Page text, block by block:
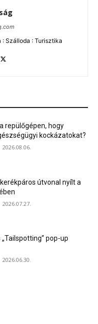
: Szálloda : Turisztika
repülőgépen, hogy
kockázatokat?
2026.08.06.
útvonal nyílt a
2026.07.27.
pop-up
2026.06.30.